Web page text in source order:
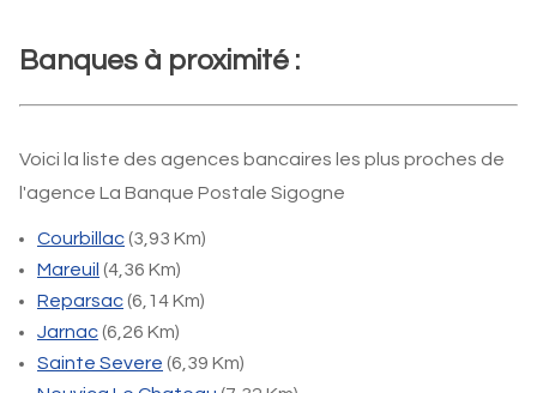
Banques à proximité :
Voici la liste des agences bancaires les plus proches de
l'agence La Banque Postale Sigogne
Courbillac(3,93 Km)
Mareuil (4,36 Km)
Reparsac(6,14 Km)
Jarnac(6,26 Km)
Sainte Severe (6,39 Km)